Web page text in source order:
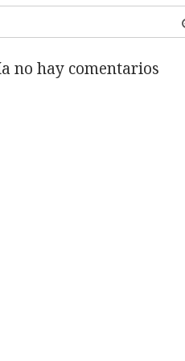
no hay comentarios